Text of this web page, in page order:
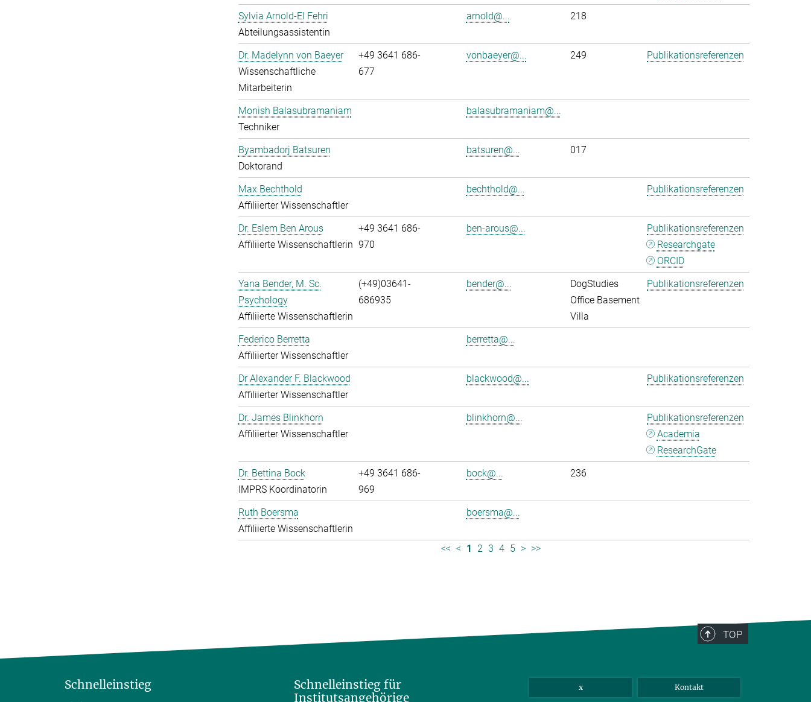
Sylvia Arnold-El Fehri
Abteilungsassistentin
arnold@... 218
Dr. Madelynn von Baeyer
Wissenschaftliche
Mitarbeiterin
+49 3641 686-
677
vonbaeyer@... 249 Publikationsreferenzen
Monish Balasubramaniam
Techniker
balasubramaniam@...
Byambadorj Batsuren
Doktorand
batsuren@... 017
Max Bechthold
Affiliierter Wissenschaftler
bechthold@... Publikationsreferenzen
Dr. Eslem Ben Arous
Affiliierte Wissenschaftlerin
+49 3641 686-
970
ben-arous@...
Publikationsreferenzen
Researchgate
ORCID
Yana Bender, M. Sc.
Psychology
Affiliierte Wissenschaftlerin
(+49)03641-
686935
bender@...
DogStudies
Office Basement
Villa
Publikationsreferenzen
Federico Berretta
Affiliierter Wissenschaftler
berretta@...
Dr Alexander F. Blackwood
Affiliierter Wissenschaftler
blackwood@... Publikationsreferenzen
Dr. James Blinkhorn
Affiliierter Wissenschaftler
blinkhorn@...
Publikationsreferenzen
Academia
ResearchGate
Dr. Bettina Bock
IMPRS Koordinatorin
+49 3641 686-
969
bock@... 236
Ruth Boersma
Affiliierte Wissenschaftlerin
boersma@...
<< < 1 2 3 4 5 > >>
TOP
Schnelleinstieg
Schnelleinstieg für
Institutsangehörige
x Kontakt